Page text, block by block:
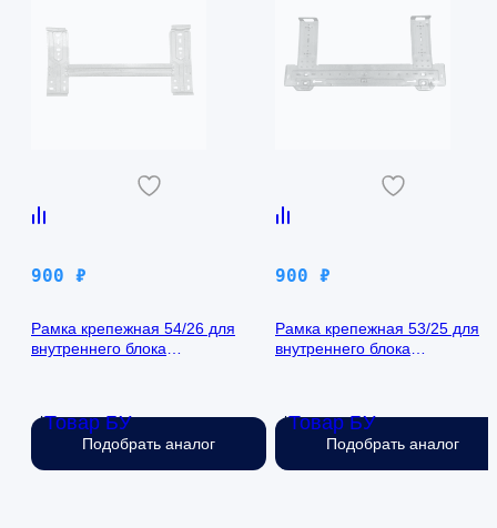
Товар БУ
900 ₽
Рамка крепежная 54/26 для
внутреннего блока
Нет в наличии
Подобрать аналог
Товар БУ
900 ₽
Рамка крепежная 53/25 для
внутреннего блока
Нет в наличии
Подобрать аналог